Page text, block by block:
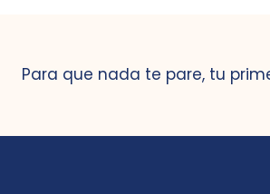
Para que nada te pare, tu